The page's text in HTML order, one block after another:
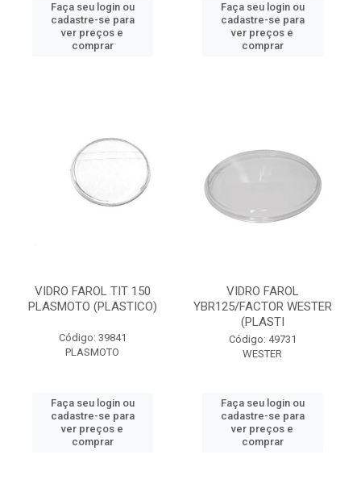
Faça seu login ou
cadastre-se para
ver preços e
comprar
Faça seu login ou
cadastre-se para
ver preços e
comprar
VIDRO FAROL TIT 150
PLASMOTO (PLASTICO)
Código: 39841
PLASMOTO
Faça seu login ou
cadastre-se para
ver preços e
comprar
VIDRO FAROL
YBR125/FACTOR WESTER
(PLASTI
Código: 49731
WESTER
Faça seu login ou
cadastre-se para
ver preços e
comprar